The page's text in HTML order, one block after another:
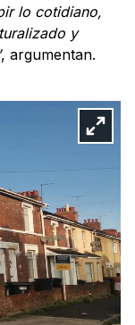
lo cotidiano,
y
, argumentan.